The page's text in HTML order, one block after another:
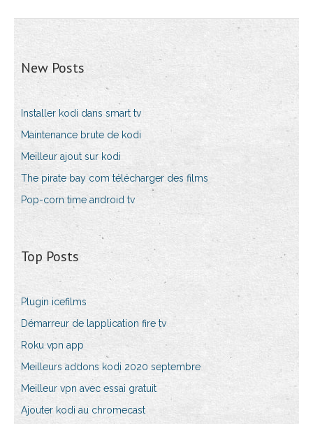
New Posts
Installer kodi dans smart tv
Maintenance brute de kodi
Meilleur ajout sur kodi
The pirate bay com télécharger des films
Pop-corn time android tv
Top Posts
Plugin icefilms
Démarreur de lapplication fire tv
Roku vpn app
Meilleurs addons kodi 2020 septembre
Meilleur vpn avec essai gratuit
Ajouter kodi au chromecast